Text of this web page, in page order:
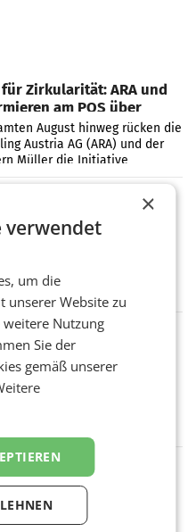
für Zirkularität: ARA und
am POS über
August hinweg rücken die
Austria AG (ARA) und der
Müller die Initiative
in allen österreichischen
zwei Filialen in
– Im Rahmen einer
zwei Filialen in Nieder- und
Die beiden Standorte liegen
im rund
den Wechsel: Jürgen
ab 1.1.2027 auf Adeg
– Die geplante
zwischen Adeg und dem
freigegeben: Die
und der
im Juli: Leapmotor
und
×
verwendet
um die
unserer Website zu
Nutzung
Sie der
gemäß unserer